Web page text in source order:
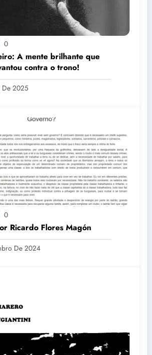
0
A mente brilhante que
contra o trono!
2025
0
Ricardo Flores Magón
De 2024